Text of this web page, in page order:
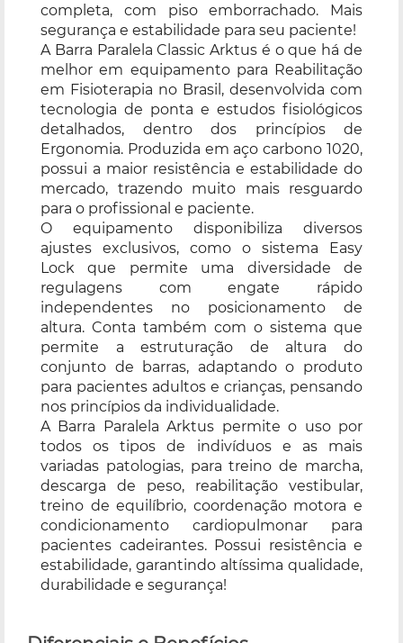
completa, com piso emborrachado. Mais
segurança e estabilidade para seu paciente!
A Barra Paralela Classic Arktus é o que há de
melhor em equipamento para Reabilitação
em Fisioterapia no Brasil, desenvolvida com
tecnologia de ponta e estudos fisiológicos
detalhados, dentro dos princípios de
Ergonomia. Produzida em aço carbono 1020,
possui a maior resistência e estabilidade do
mercado, trazendo muito mais resguardo
para o profissional e paciente.
O equipamento disponibiliza diversos
ajustes exclusivos, como o sistema Easy
Lock que permite uma diversidade de
regulagens com engate rápido
independentes no posicionamento de
altura. Conta também com o sistema que
permite a estruturação de altura do
conjunto de barras, adaptando o produto
para pacientes adultos e crianças, pensando
nos princípios da individualidade.
A Barra Paralela Arktus permite o uso por
todos os tipos de indivíduos e as mais
variadas patologias, para treino de marcha,
descarga de peso, reabilitação vestibular,
treino de equilíbrio, coordenação motora e
condicionamento cardiopulmonar para
pacientes cadeirantes. Possui resistência e
estabilidade, garantindo altíssima qualidade,
durabilidade e segurança!